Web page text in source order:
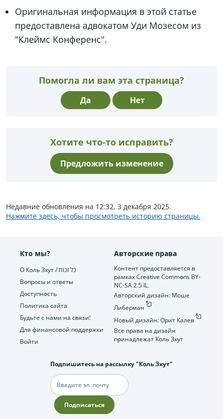
Оригинальная информация в этой статье
предоставлена адвокатом Уди Мозесом из
"Клеймс Конференс".
Помогла ли вам эта страница?
Да Нет
Хотите что-то исправить?
Предложить изменение
Недавние обновления на 12:32, 3 декабря 2025.
Нажмите здесь, чтобы просмотреть историю страницы.
Кто мы?
О Коль Зхут / כל זכות
Вопросы и ответы
Доступность
Политика сайта
Будьте с нами на связи!
Для финансовой поддержки
Войти
Авторские права
Контент предоставляется в
рамках Creative Commons BY-
NC-SA 2.5 IL.
Авторский дизайн: Моше
Либерман
Новый дизайн: Орит Калев
Все права на дизайн
принадлежат Коль Зхут
Подпишитесь на рассылку "Коль Зхут"
Электронная
почта
Подписаться